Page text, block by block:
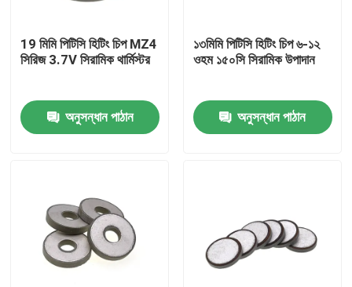
ভিডিও
19 মিমি পিটিসি হিটিং চিপ MZ4
সিরিজ 3.7V সিরামিক থার্মিস্টর
অনুসন্ধান পাঠান
১৩মিমি পিটিসি হিটিং চিপ ৬-১২
ওহম ১৫০সি সিরামিক উপাদান
অনুসন্ধান পাঠান